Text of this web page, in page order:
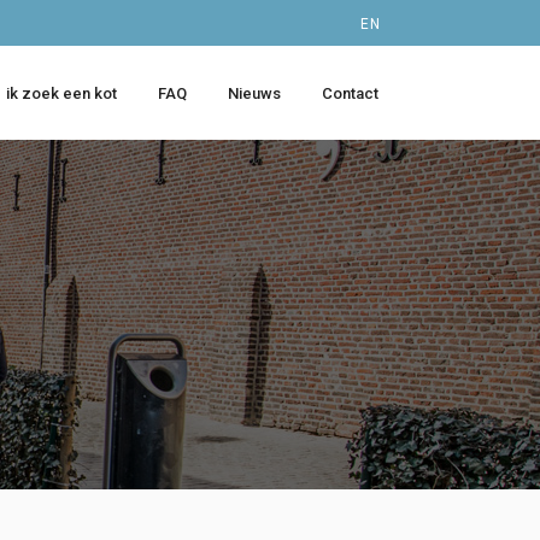
EN
ik zoek een kot FAQ Nieuws Contact